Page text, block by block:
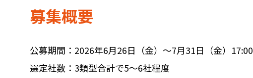
募集概要
公募期間：2026年6月26日（金）〜7月31日（金）17:00
選定社数：3類型合計で5〜6社程度